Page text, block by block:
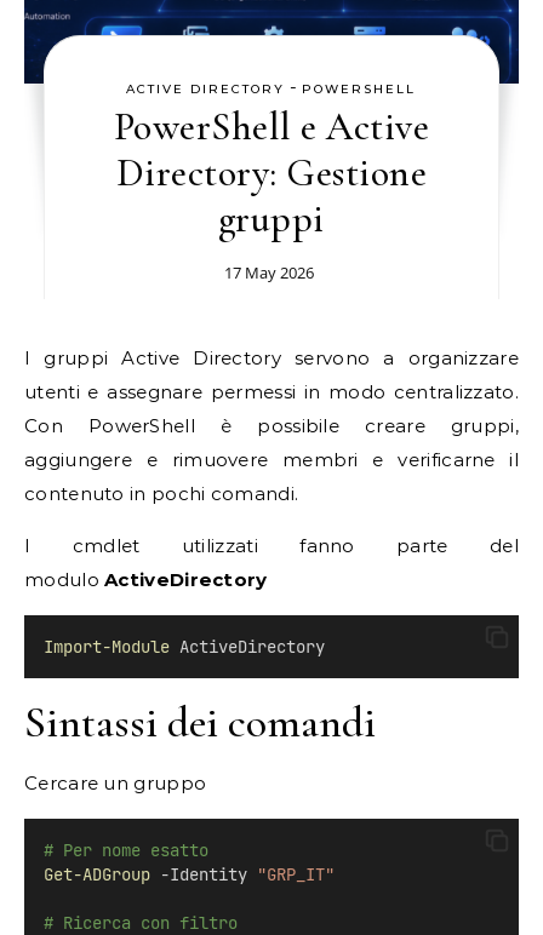
ACTIVE DIRECTORY - POWERSHELL
PowerShell e Active
Directory: Gestione
gruppi
17 May 2026
I gruppi Active Directory servono a organizzare
utenti e assegnare permessi in modo centralizzato.
Con PowerShell è possibile creare gruppi,
aggiungere e rimuovere membri e verificarne il
contenuto in pochi comandi.
I cmdlet utilizzati fanno parte del
moduloActiveDirectory
Import-Module ActiveDirectory
Sintassi dei comandi
Cercare un gruppo
# Per nome esatto
Get-ADGroup -Identity "GRP_IT"
# Ricerca con filtro